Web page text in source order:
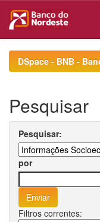
navigationDSpace - BNB -
Pesquisar
Pesquisar:
por
Filtros correntes: